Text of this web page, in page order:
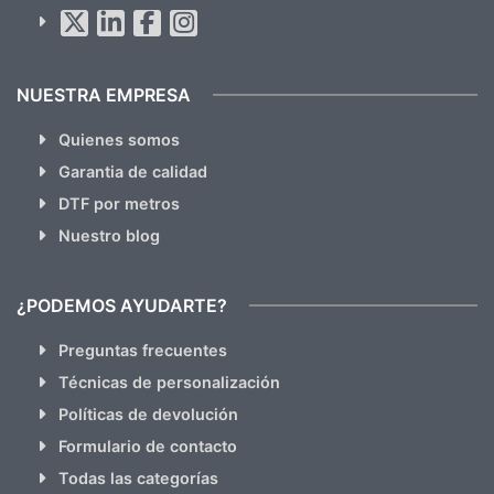
hacemos Spam)
NUESTRA EMPRESA
Quienes somos
Garantia de calidad
DTF por metros
Nuestro blog
¿PODEMOS AYUDARTE?
Preguntas frecuentes
Técnicas de personalización
Políticas de devolución
Formulario de contacto
Todas las categorías